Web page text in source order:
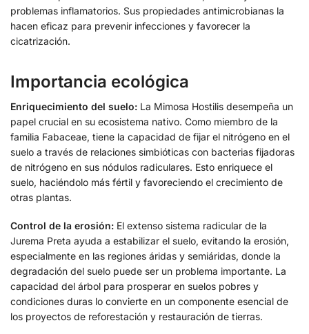
problemas inflamatorios. Sus propiedades antimicrobianas la
hacen eficaz para prevenir infecciones y favorecer la
cicatrización.
Importancia ecológica
Enriquecimiento del suelo: La Mimosa Hostilis desempeña un
papel crucial en su ecosistema nativo. Como miembro de la
familia Fabaceae, tiene la capacidad de fijar el nitrógeno en el
suelo a través de relaciones simbióticas con bacterias fijadoras
de nitrógeno en sus nódulos radiculares. Esto enriquece el
suelo, haciéndolo más fértil y favoreciendo el crecimiento de
otras plantas.
Control de la erosión: El extenso sistema radicular de la
Jurema Preta ayuda a estabilizar el suelo, evitando la erosión,
especialmente en las regiones áridas y semiáridas, donde la
degradación del suelo puede ser un problema importante. La
capacidad del árbol para prosperar en suelos pobres y
condiciones duras lo convierte en un componente esencial de
los proyectos de reforestación y restauración de tierras.